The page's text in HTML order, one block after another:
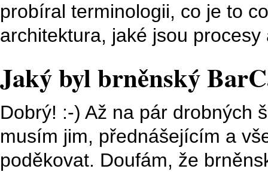
probíral terminologii, co je to
architektura, jaké jsou
Jaký byl brněnský
Dobrý! :-) Až na pár drobných
musím jim, přednášejícím a
poděkovat. Doufám, že